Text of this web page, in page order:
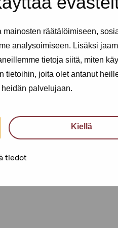
räätälöimiseen,
analysoimiseen. Lisäksi
tietoja siitä, miten
tietoihin, joita olet antanut
heidän palvelujaan.
Kiellä
tiedot